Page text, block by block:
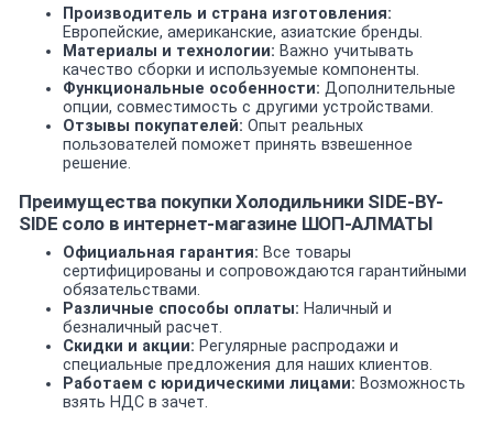
Производитель и страна изготовления:
Европейские, американские, азиатские бренды.
Материалы и технологии: Важно учитывать
качество сборки и используемые компоненты.
Функциональные особенности: Дополнительные
опции, совместимость с другими устройствами.
Отзывы покупателей: Опыт реальных
пользователей поможет принять взвешенное
решение.
Преимущества покупки Холодильники SIDE-BY-
SIDE соло в интернет-магазине ШОП-АЛМАТЫ
Официальная гарантия: Все товары
сертифицированы и сопровождаются гарантийными
обязательствами.
Различные способы оплаты: Наличный и
безналичный расчет.
Скидки и акции: Регулярные распродажи и
специальные предложения для наших клиентов.
Работаем с юридическими лицами: Возможность
взять НДС в зачет.